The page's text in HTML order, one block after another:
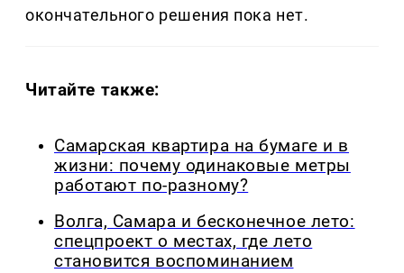
окончательного решения пока нет.
Читайте также:
Самарская квартира на бумаге и в
жизни: почему одинаковые метры
работают по-разному?
Волга, Самара и бесконечное лето:
спецпроект о местах, где лето
становится воспоминанием